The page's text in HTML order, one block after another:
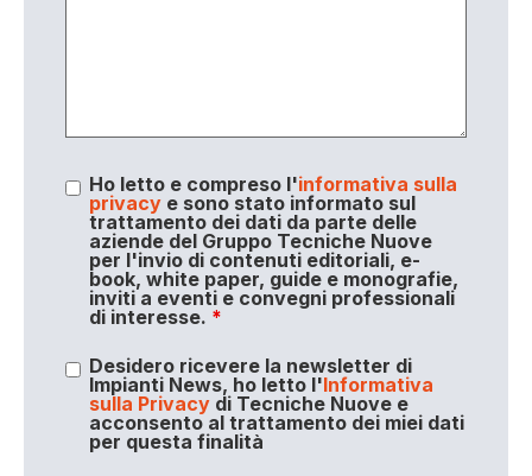
Ho letto e compreso l'informativa sulla
privacye sono stato informato sul
trattamento dei dati da parte delle
aziende del Gruppo Tecniche Nuove
per l'invio di contenuti editoriali, e-
book, white paper, guide e monografie,
inviti a eventi e convegni professionali
di interesse. *
Desidero ricevere la newsletter di
Impianti News, ho letto l'Informativa
sulla Privacydi Tecniche Nuove e
acconsento al trattamento dei miei dati
per questa finalità